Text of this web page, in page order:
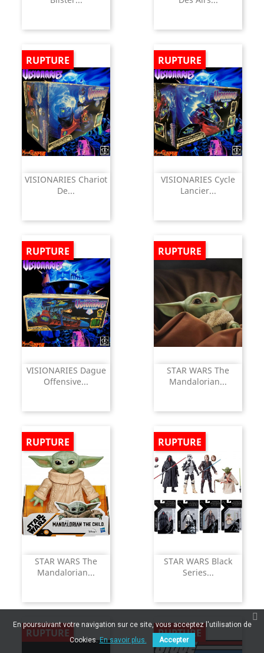
VISIONARIES Chariot
De...
RUPTURE
VISIONARIES Cycle
Lancier...
RUPTURE
VISIONARIES Dague
Offensive...
RUPTURE
STAR WARS The
Mandalorian...
RUPTURE
STAR WARS The
Mandalorian...
RUPTURE
STAR WARS Black
Series...
RUPTURE
RUPTURE RUPTURE
En poursuivant votre navigation sur ce site, vous acceptez l'utilisation de
Cookies.En savoir plus. Accepter